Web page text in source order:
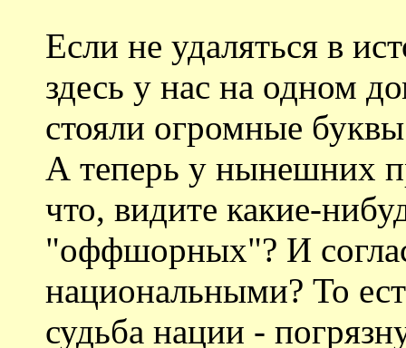
Если не удаляться в
здесь у нас на одном
стояли огромные
А теперь у нынешних
что, видите какие-
"оффшорных"? И
национальными? То
судьба нации -